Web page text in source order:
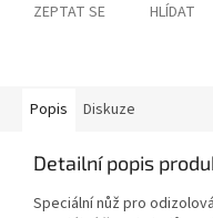
ZEPTAT SE HLÍDAT
Popis Diskuze
Detailní popis
Speciální nůž pro